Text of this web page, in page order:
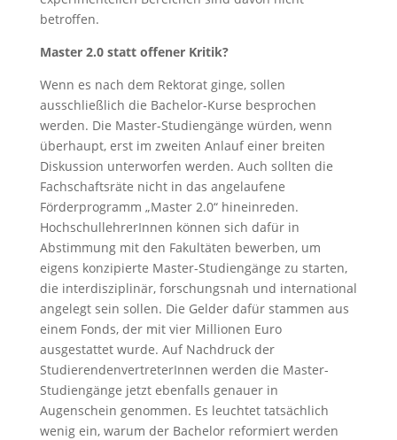
betroffen.
Master 2.0 statt offener Kritik?
Wenn es nach dem Rektorat ginge, sollen
ausschließlich die Bachelor-Kurse besprochen
werden. Die Master-Studiengänge würden, wenn
überhaupt, erst im zweiten Anlauf einer breiten
Diskussion unterworfen werden. Auch sollten die
Fachschaftsräte nicht in das angelaufene
Förderprogramm „Master 2.0“ hineinreden.
HochschullehrerInnen können sich dafür in
Abstimmung mit den Fakultäten bewerben, um
eigens konzipierte Master-Studiengänge zu starten,
die interdisziplinär, forschungsnah und international
angelegt sein sollen. Die Gelder dafür stammen aus
einem Fonds, der mit vier Millionen Euro
ausgestattet wurde. Auf Nachdruck der
StudierendenvertreterInnen werden die Master-
Studiengänge jetzt ebenfalls genauer in
Augenschein genommen. Es leuchtet tatsächlich
wenig ein, warum der Bachelor reformiert werden